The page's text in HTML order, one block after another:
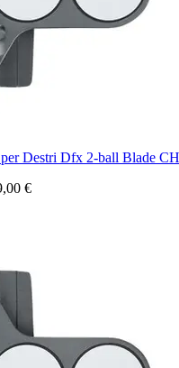
Destri Dfx 2-ball Blade
€